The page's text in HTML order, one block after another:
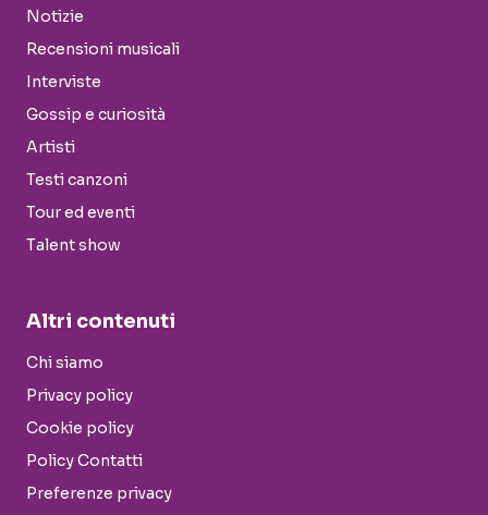
Notizie
Recensioni musicali
Interviste
Gossip e curiosità
Artisti
Testi canzoni
Tour ed eventi
Talent show
Altri contenuti
Chi siamo
Privacy policy
Cookie policy
Policy Contatti
Preferenze privacy